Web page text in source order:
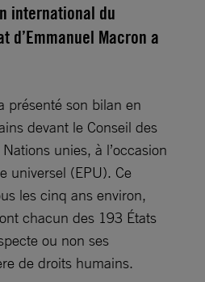
international du
d’Emmanuel Macron a
présenté son bilan en
devant le Conseil des
unies, à l’occasion
universel (EPU). Ce
les cinq ans environ,
chacun des 193 États
ou non ses
de droits humains.